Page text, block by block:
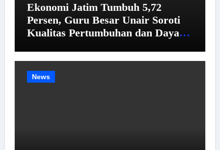
Ekonomi Jatim Tumbuh 5,72
Persen, Guru Besar Unair Soroti
Kualitas Pertumbuhan dan Daya
News